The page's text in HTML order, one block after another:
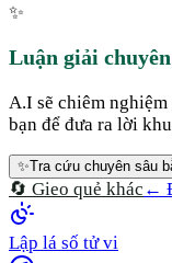
✨
Luận giải
A.I sẽ chiêm
bạn để đưa ra lời
✨Tra cứu chuyên sâu
🔄 Gieo quẻ khác ←
Lập lá số tử vi